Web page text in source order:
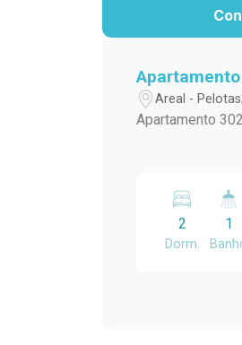
Areal -
Apartamento
2
Dorm.
1